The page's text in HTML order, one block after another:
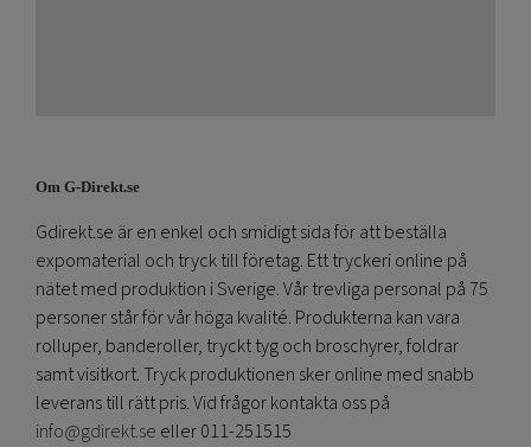
Om G-Direkt.se
Gdirekt.se är en enkel och smidigt sida för att beställa
expomaterial och tryck till företag. Ett tryckeri online på
nätet med produktion i Sverige. Vår trevliga personal på 75
personer står för vår höga kvalité. Produkterna kan vara
rolluper, banderoller, tryckt tyg och broschyrer, foldrar
samt visitkort. Tryck produktionen sker online med snabb
leverans till rätt pris. Vid frågor kontakta oss på
info@gdirekt.se eller 011-251515